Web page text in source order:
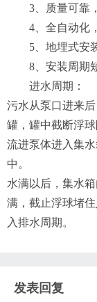
3、质量可靠
4、全自动化
5、地埋式安
8、安装周期
进水
污水从泵口进来
罐，罐中截断浮
流进泵体进入集
中。
水满以后，集水
满，截止浮球堵
入排水周期。
发表回复